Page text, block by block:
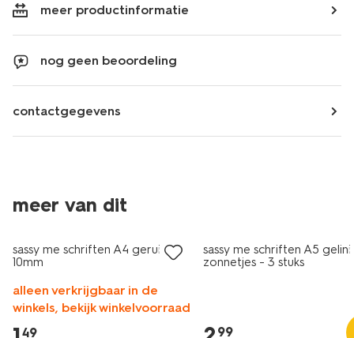
meer productinformatie
nog geen beoordeling
contactgegevens
meer van dit
nieuw
sassy me schriften A4 geruit
10mm
alleen verkrijgbaar in de
winkels, bekijk winkelvoorraad
49
sassy me schriften A5
zonnetjes - 3 stuks
99